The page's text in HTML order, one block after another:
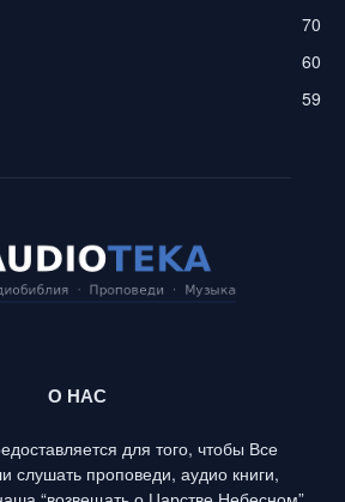
70
60
59
О НАС
для того, чтобы Все
слушать проповеди, аудио книги,